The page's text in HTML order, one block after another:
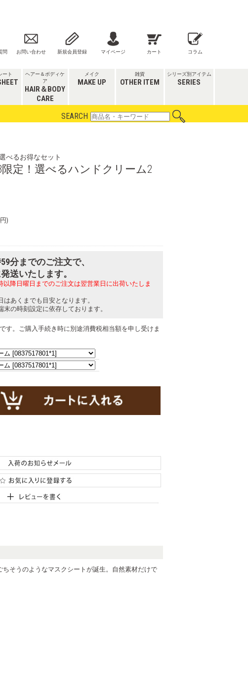
問 お問い合わせ 新規会員登録 マイページ カート コラム
ート
ヘアー＆ボディケ
ア
HAIR＆BODY
CARE
メイク
MAKE UP
雑貨
OTHER ITEM
シリーズ別アイテム
SERIES
SEARCH
べるお得なセット
限定！選べるハンドクリーム2
)
分までのご注文で、
送いたします。
以降日曜日までのご注文は翌営業日に出荷いたしま
あくまでも目安となります。
の時刻設定に依存しております。
す。ご購入手続き時に別途消費税相当額を申し受けま
そうのようなマスクシートが誕生。自然素材だけで